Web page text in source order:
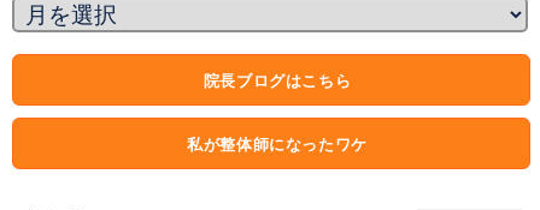
院長ブログはこちら
私が整体師になったワケ